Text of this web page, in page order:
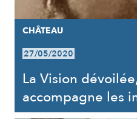
CHÂTEAU
27/05/2020
La Vision
accompagne les